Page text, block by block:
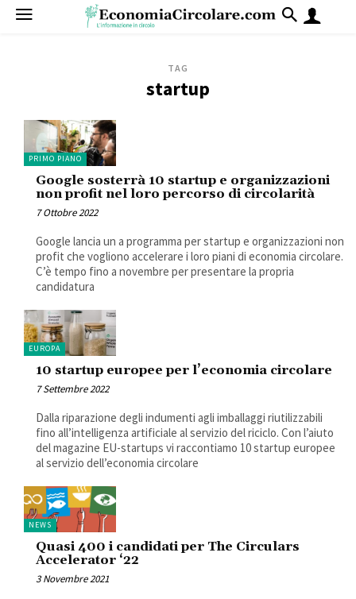
TAG
startup
PRIMO PIANO
Google sosterrà 10 startup e organizzazioni
non profit nel loro percorso di circolarità
7 Ottobre 2022
Google lancia un a programma per startup e organizzazioni non
profit che vogliono accelerare i loro piani di economia circolare.
C’è tempo fino a novembre per presentare la propria
candidatura
EUROPA
10 startup europee per l’economia circolare
7 Settembre 2022
Dalla riparazione degli indumenti agli imballaggi riutilizzabili
fino all’intelligenza artificiale al servizio del riciclo. Con l’aiuto
del magazine EU-startups vi raccontiamo 10 startup europee
al servizio dell’economia circolare
NEWS
Quasi 400 i candidati per The Circulars
Accelerator ‘22
3 Novembre 2021